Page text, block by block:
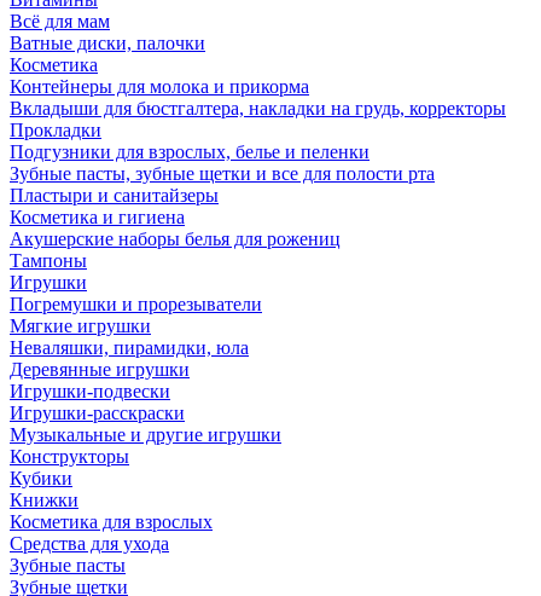
Всё для мам
Ватные диски, палочки
Косметика
Контейнеры для молока и прикорма
Вкладыши для бюстгалтера, накладки на грудь, корректоры
Прокладки
Подгузники для взрослых, белье и пеленки
Зубные пасты, зубные щетки и все для полости рта
Пластыри и санитайзеры
Косметика и гигиена
Акушерские наборы белья для рожениц
Тампоны
Игрушки
Погремушки и прорезыватели
Мягкие игрушки
Неваляшки, пирамидки, юла
Деревянные игрушки
Игрушки-подвески
Игрушки-расскраски
Музыкальные и другие игрушки
Конструкторы
Кубики
Книжки
Косметика для взрослых
Средства для ухода
Зубные пасты
Зубные щетки